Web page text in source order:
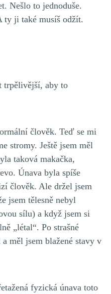
Nešlo to jednoduše.
ty ji také musíš odžít.
aby to
člověk. Teď se mi
stromy. Ještě jsem měl
taková makačka,
Únava byla spíše
člověk. Ale držel jsem
jsem tělesně nebyl
sílu) a když jsem si
„létal“. Po strašné
měl jsem blažené stavy v
fyzická únava toto